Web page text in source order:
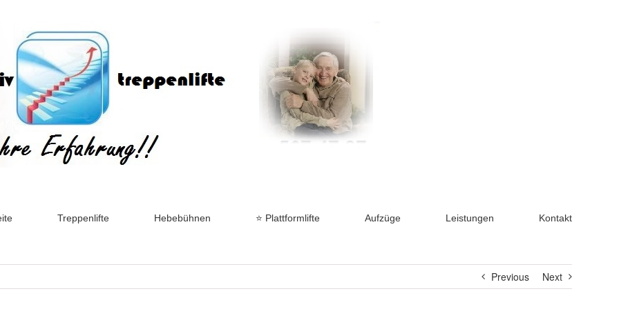
Treppenlifte Hebebühnen ⭐ Plattformlifte Aufzüge Leistungen Kontakt
Previous Next